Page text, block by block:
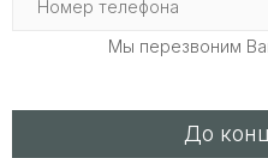
Мы перезвоним
До